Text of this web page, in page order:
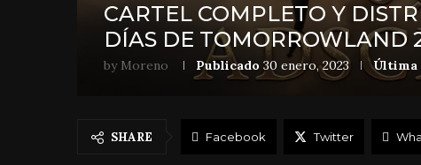
CARTEL COMPLETO Y
DÍAS DE TOMORROWLAND
by Moreno Publicado 30 enero, 2023 Última
SHARE Facebook Twitter